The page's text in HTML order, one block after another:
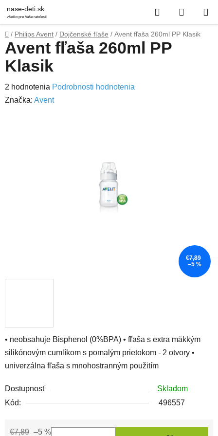
na
obsah
nase-deti.sk
všetko pre Vaše ratolesti
Hľadať
KOŠÍK
Domov
/ Philips Avent / Dojčenské fľaše / Avent fľaša 260ml PP Klasik
• neobsahuje Bisphenol (0%BPA) • fľaša s extra mäkkým
silikónovým cumlíkom s pomalým prietokom - 2 otvory •
univerzálna fľaša s mnohostranným použitím
Dostupnosť
Skladom
Kód:
496557
€7,89 –5 %
Avent fľaša 260ml PP
Klasik
Priemerné
hodnotenie
2 hodnotenia Podrobnosti hodnotenia
Značka: Avent
€7,89
–5 %